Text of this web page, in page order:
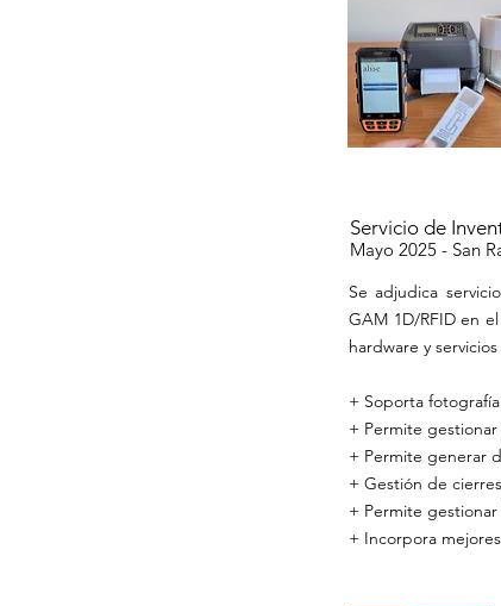
Servicio de
Mayo 2025 - San
Se adjudica
GAM 1D/RFID en
hardware y
+ Soporta
+ Permite gestionar
+ Permite generar
+ Gestión de
+ Permite
+ Incorpora